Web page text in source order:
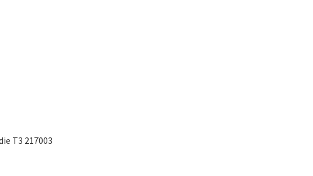
T3 217003